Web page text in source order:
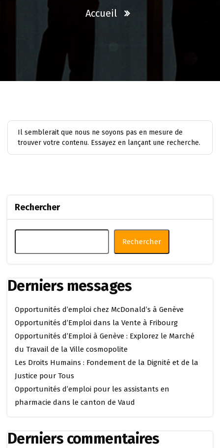
Accueil
Il semblerait que nous ne soyons pas en mesure de
trouver votre contenu. Essayez en lançant une recherche.
Rechercher
Rechercher
Derniers messages
Opportunités d’emploi chez McDonald’s à Genève
Opportunités d’Emploi dans la Vente à Fribourg
Opportunités d’Emploi à Genève : Explorez le Marché
du Travail de la Ville cosmopolite
Les Droits Humains : Fondement de la Dignité et de la
Justice pour Tous
Opportunités d’emploi pour les assistants en
pharmacie dans le canton de Vaud
Derniers commentaires